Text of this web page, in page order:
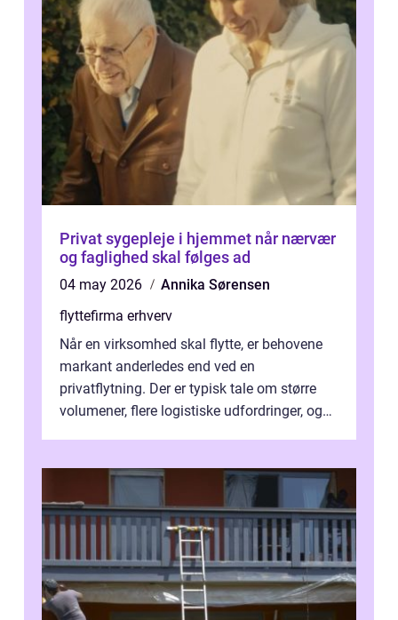
Privat sygepleje i hjemmet når nærvær
og faglighed skal følges ad
04 may 2026
Annika Sørensen
flyttefirma erhverv
Når en virksomhed skal flytte, er behovene
markant anderledes end ved en
privatflytning. Der er typisk tale om større
volumener, flere logistiske udfordringer, og